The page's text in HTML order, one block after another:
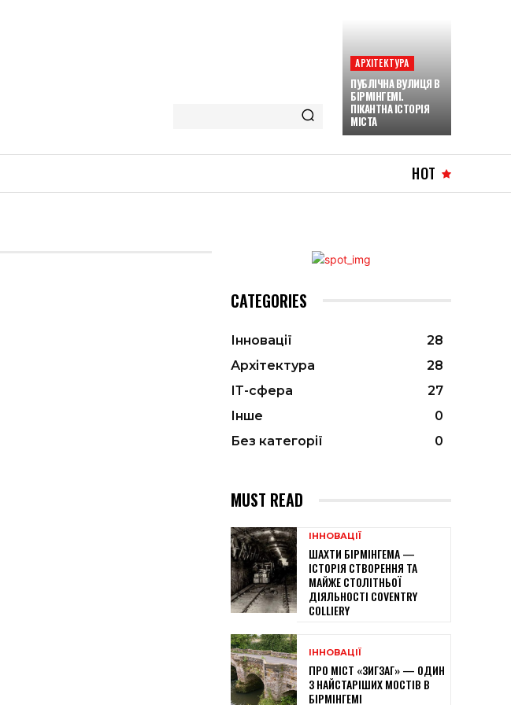
АРХІТЕКТУРА
ПУБЛІЧНА ВУЛИЦЯ В
БІРМІНГЕМІ.
ПІКАНТНА ІСТОРІЯ
МІСТА
HOT
CATEGORIES
Інновації
28
Архітектура
28
ІТ-сфера
27
Інше
0
Без категорії
0
MUST READ
ІННОВАЦІЇ
ШАХТИ БІРМІНГЕМА —
ІСТОРІЯ СТВОРЕННЯ ТА
МАЙЖЕ СТОЛІТНЬОЇ
ДІЯЛЬНОСТІ COVENTRY
COLLIERY
ІННОВАЦІЇ
ПРО МІСТ «ЗИГЗАГ» — ОДИН
З НАЙСТАРІШИХ МОСТІВ В
БІРМІНГЕМІ